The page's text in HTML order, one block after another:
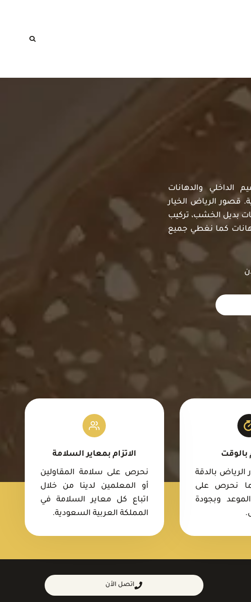
الداخلي والدهانات
قصور الرياض الخيار
بديل الخشب، تركيب
كما نغطي جميع
بالوقت
بالدقة
نحرص على
وبجودة
الاتزام بمعاير السلامة
نحرص على سلامة المقاولين
أو المعلمين لدينا من خلال
اتباع كل معاير السلامة في
المملكة العربية السعودية.
اتصل الأن